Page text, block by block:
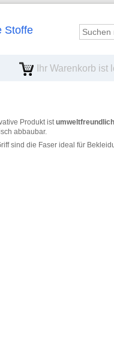
Stoffe
Ihr Warenkorb ist
Produkt ist umweltfreundlich
abbaubar.
sind die Faser ideal für